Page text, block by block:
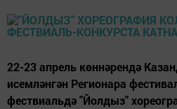
22-23 апрель көннәрендә
исемләнгән Регионара
фествиальдә "Йолдыз"